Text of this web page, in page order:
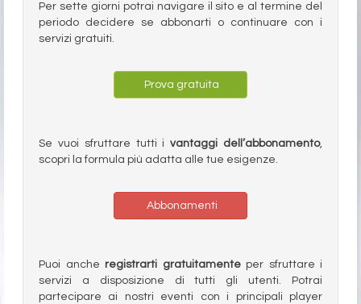
Per sette giorni potrai navigare il sito e al termine del
periodo decidere se abbonarti o continuare con i
servizi gratuiti.
Prova gratuita
Se vuoi sfruttare tutti ivantaggi dell’abbonamento,
scopri la formula più adatta alle tue esigenze.
Abbonamenti
Puoi anche registrarti gratuitamenteper sfruttare i
servizi a disposizione di tutti gli utenti. Potrai
partecipare ai nostri eventi con i principali player